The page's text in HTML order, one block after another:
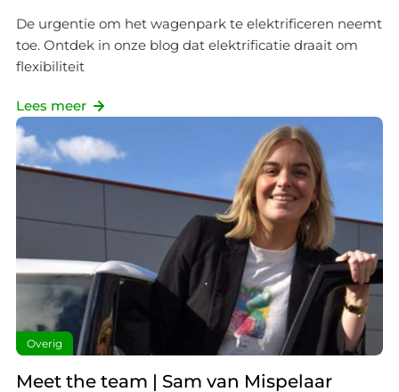
De urgentie om het wagenpark te elektrificeren neemt
toe. Ontdek in onze blog dat elektrificatie draait om
flexibiliteit
Lees meer
Overig
Meet the team | Sam van Mispelaar